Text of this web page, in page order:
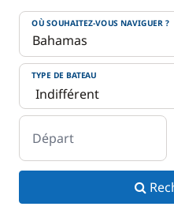
OÙ SOUHAITEZ-VOUS NAVIGUER ?
TYPE DE BATEAU
Départ